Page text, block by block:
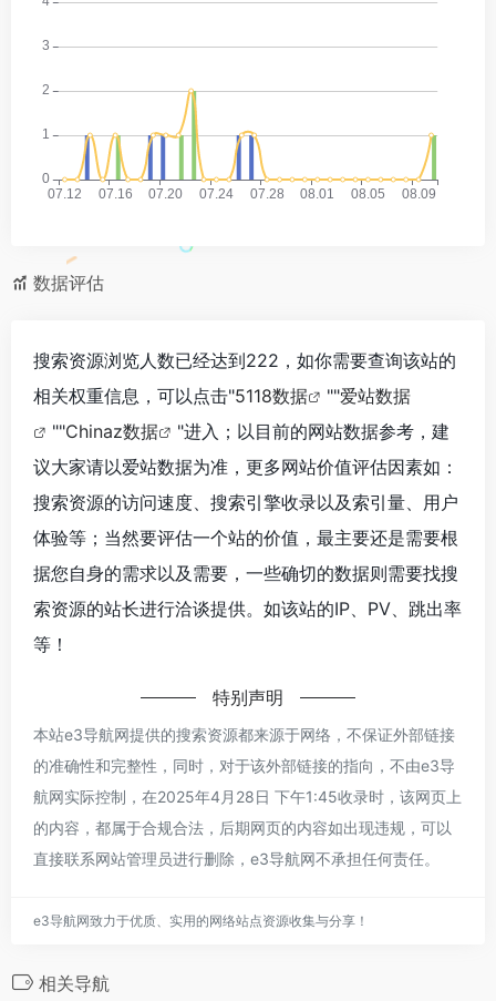
数据评估
搜索资源浏览人数已经达到222，如你需要查询该站的
相关权重信息，可以点击"5118数据 ""爱站数据
""Chinaz数据
"进入；以目前的网站数据参考，建
议大家请以爱站数据为准，更多网站价值评估因素如：
搜索资源的访问速度、搜索引擎收录以及索引量、用户
体验等；当然要评估一个站的价值，最主要还是需要根
据您自身的需求以及需要，一些确切的数据则需要找搜
索资源的站长进行洽谈提供。如该站的IP、PV、跳出率
等！
特别声明
本站e3导航网提供的搜索资源都来源于网络，不保证外部链接
的准确性和完整性，同时，对于该外部链接的指向，不由e3导
航网实际控制，在2025年4月28日 下午1:45收录时，该网页上
的内容，都属于合规合法，后期网页的内容如出现违规，可以
直接联系网站管理员进行删除，e3导航网不承担任何责任。
e3导航网致力于优质、实用的网络站点资源收集与分享！
相关导航